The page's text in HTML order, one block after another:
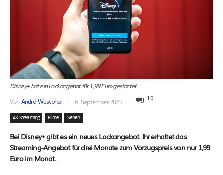
Disney+ hat ein Lockangebot für 1,99 Euro gestartet.
VonAndré Westphal 6. September 2023 10
4K Streaming Filme Serien
Bei Disney+ gibt es ein neues Lockangebot. Ihr erhaltet das
Streaming-Angebot für drei Monate zum Vorzugspreis von nur 1,99
Euro im Monat.